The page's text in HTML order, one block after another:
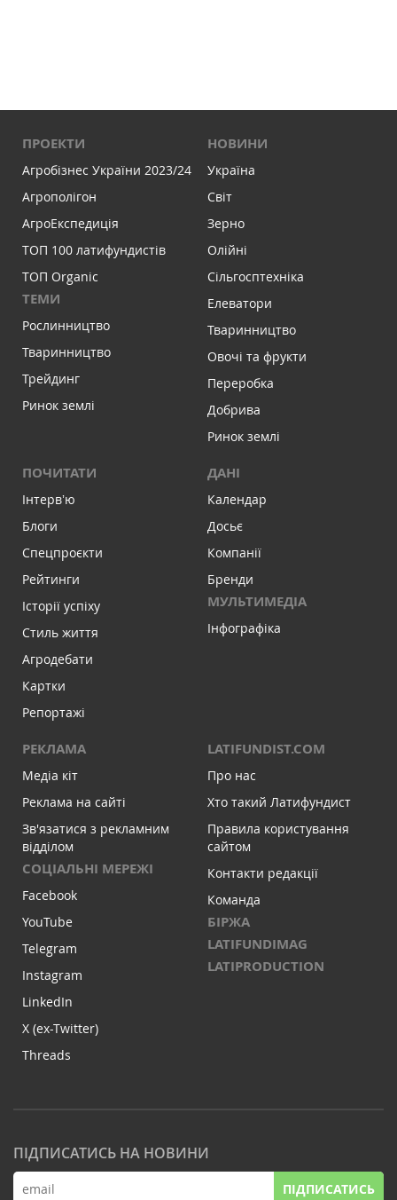
ПРОЕКТИ
Агробізнес України 2023/24
Агрополігон
АгроЕкспедиція
ТОП 100 латифундистів
ТОП Organic
ТЕМИ
Рослинництво
Тваринництво
Трейдинг
Ринок землі
НОВИНИ
Україна
Світ
Зерно
Олійні
Сільгосптехніка
Елеватори
Тваринництво
Овочі та фрукти
Переробка
Добрива
Ринок землі
ПОЧИТАТИ
Інтервʼю
Блоги
Спецпроєкти
Рейтинги
Історії успіху
Стиль життя
Агродебати
Картки
Репортажі
ДАНІ
Календар
Досьє
Компанії
Бренди
МУЛЬТИМЕДІА
Інфографіка
РЕКЛАМА
Медіа кіт
Реклама на сайті
Зв'язатися з рекламним
відділом
СОЦІАЛЬНІ МЕРЕЖІ
Facebook
YouTube
Telegram
Instagram
LinkedIn
X (ex-Twitter)
Threads
LATIFUNDIST.COM
Про нас
Хто такий Латифундист
Правила користування
сайтом
Контакти редакції
Команда
БІРЖА
LATIFUNDIMAG
LATIPRODUCTION
ПІДПИСАТИСЬ НА НОВИНИ
ПІДПИСАТИСЬ